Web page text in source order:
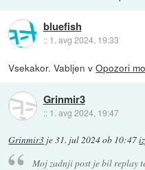
bluefish
:: 1. avg 2024, 19:33
Vsekakor. Vabljen vOpozori
Grinmir3
:: 1. avg 2024, 19:47
Grinmir3 je31. jul 2024 ob 10:47
Moj zadnji post je bil replay